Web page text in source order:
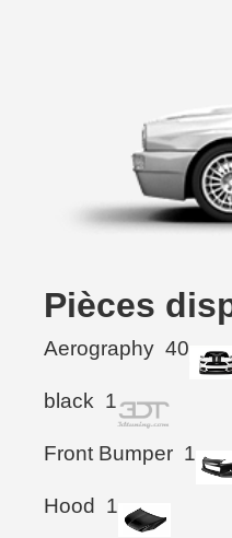
Pièces
Aerography 40
black 1
Front Bumper 1
Hood 1